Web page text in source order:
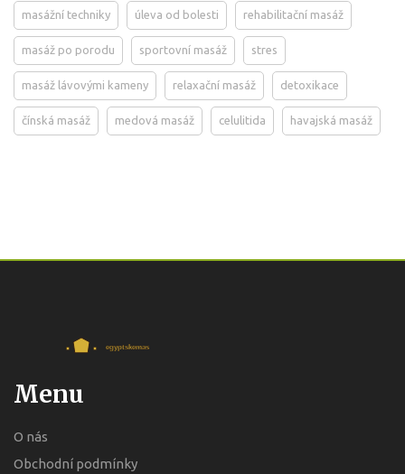
masážní techniky úleva od bolesti rehabilitační masáž
masáž po porodu sportovní masáž stres
masáž lávovými kameny relaxační masáž detoxikace
čínská masáž medová masáž celulitida havajská masáž
Menu
O nás
Obchodní podmínky